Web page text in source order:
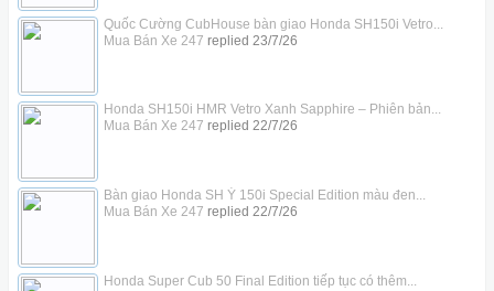
Quốc Cường CubHouse bàn giao Honda SH150i Vetro...
Mua Bán Xe 247 replied 23/7/26
Honda SH150i HMR Vetro Xanh Sapphire – Phiên bản...
Mua Bán Xe 247 replied 22/7/26
Bàn giao Honda SH Ý 150i Special Edition màu đen...
Mua Bán Xe 247 replied 22/7/26
Honda Super Cub 50 Final Edition tiếp tục có thêm...